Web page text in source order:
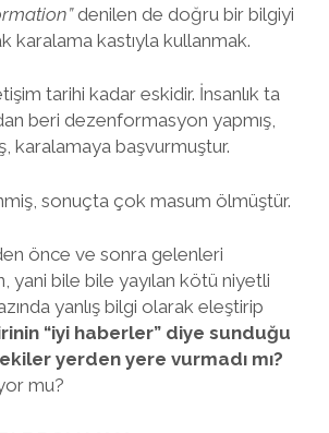
denilen de doğru bir bilgiyi
karalama kastıyla kullanmak.
tarihi kadar eskidir. İnsanlık ta
beri dezenformasyon yapmış,
karalamaya başvurmuştur.
sonuçta çok masum ölmüştür.
önce ve sonra gelenleri
yani bile bile yayılan kötü niyetli
yanlış bilgi olarak eleştirip
“iyi haberler” diye sunduğu
yerden yere vurmadı mı?
mu?